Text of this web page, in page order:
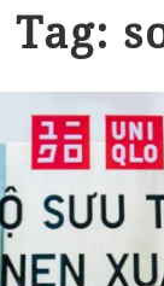
Tag: